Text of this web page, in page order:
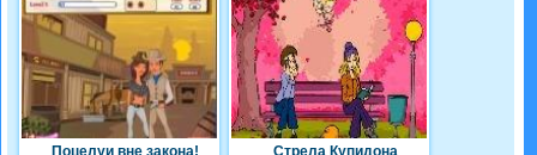
Поцелуи вне закона! Стрела Купидона